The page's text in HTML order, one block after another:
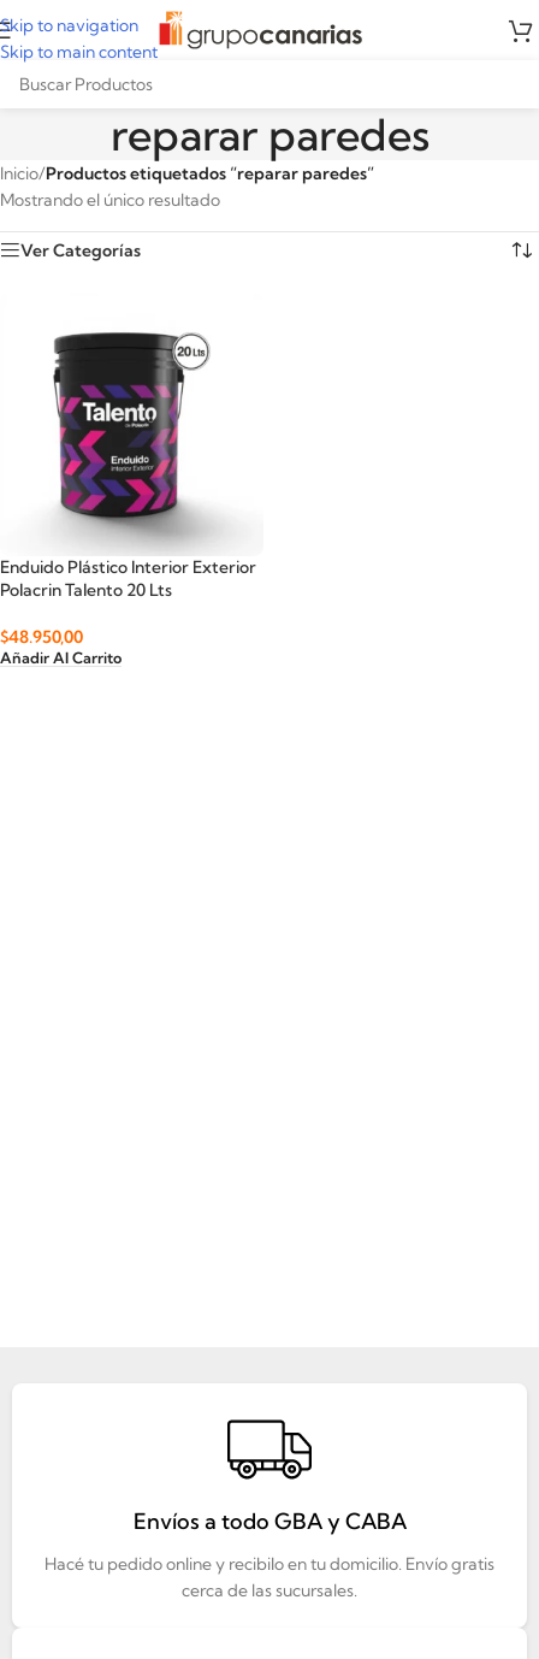
Skip to navigation
Skip to main content
reparar paredes
Inicio/Productos etiquetados “reparar paredes”
Mostrando el único resultado
Ver Categorías
Enduido Plástico Interior Exterior
Polacrin Talento 20 Lts
$48.950,00
Añadir Al Carrito
Envíos a todo GBA y CABA
Hacé tu pedido online y recibilo en tu domicilio. Envío gratis
cerca de las sucursales.